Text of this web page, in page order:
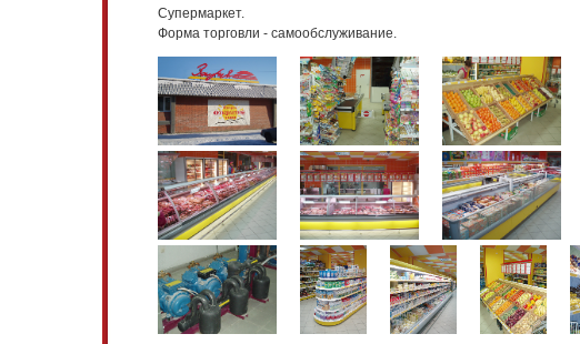
Супермаркет.
Форма торговли - самообслуживание.